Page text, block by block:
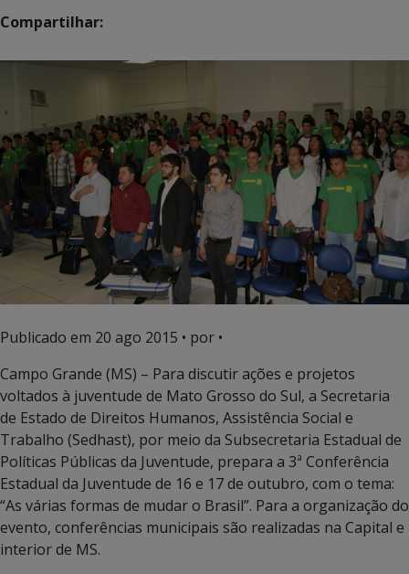
Compartilhar:
Publicado em 20 ago 2015 • por •
Campo Grande (MS) – Para discutir ações e projetos
voltados à juventude de Mato Grosso do Sul, a Secretaria
de Estado de Direitos Humanos, Assistência Social e
Trabalho (Sedhast), por meio da Subsecretaria Estadual de
Políticas Públicas da Juventude, prepara a 3ª Conferência
Estadual da Juventude de 16 e 17 de outubro, com o tema:
“As várias formas de mudar o Brasil”. Para a organização do
evento, conferências municipais são realizadas na Capital e
interior de MS.